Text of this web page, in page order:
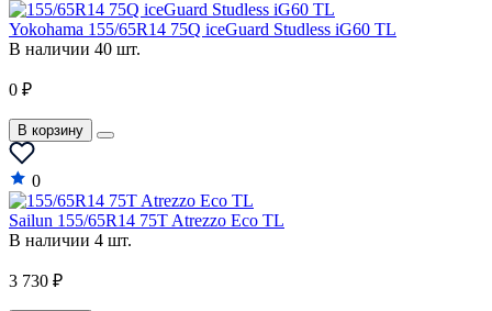
Yokohama 155/65R14 75Q iceGuard Studless iG60 TL
В наличии 40 шт.
0 ₽
В корзину
0
Sailun 155/65R14 75T Atrezzo Eco TL
В наличии 4 шт.
3 730 ₽